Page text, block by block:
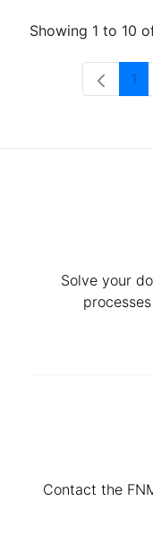
Showing 1 to 10
1
Solve your
Contact the